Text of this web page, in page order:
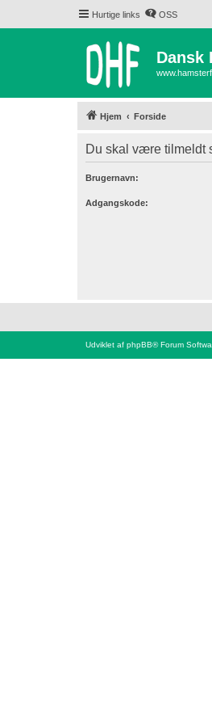
Hurtige links OSS
Dansk
Hjem Forside
Du skal være tilmeldt
Brugernavn:
Adgangskode:
Udviklet af phpBB® Forum